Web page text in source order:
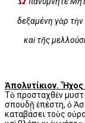
δεξαμένη γὰρ
καὶ τῆς
Ἀπολυτίκιον. Ἦχος
Τὸ προσταχθὲν
σπουδῇ ἐπέστη, ὁ
καταβάσει τοὺς